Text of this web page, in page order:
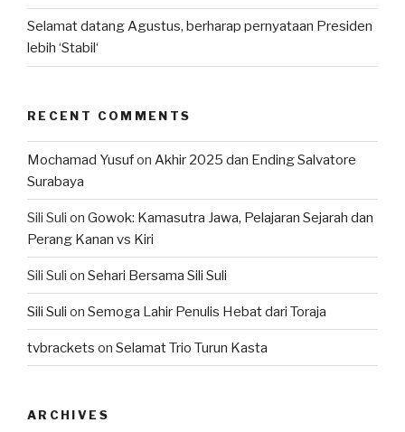
Selamat datang Agustus, berharap pernyataan Presiden
lebih ‘Stabil‘
RECENT COMMENTS
Mochamad Yusufon Akhir 2025 dan Ending Salvatore
Surabaya
Sili Suli on Gowok: Kamasutra Jawa, Pelajaran Sejarah dan
Perang Kanan vs Kiri
Sili Suli on Sehari Bersama Sili Suli
Sili Suli on Semoga Lahir Penulis Hebat dari Toraja
tvbrackets on Selamat Trio Turun Kasta
ARCHIVES